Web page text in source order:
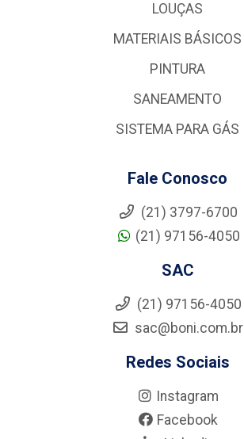
LOUÇAS
MATERIAIS BÁSICOS
PINTURA
SANEAMENTO
SISTEMA PARA GÁS
Fale Conosco
(21) 3797-6700
(21) 97156-4050
SAC
(21) 97156-4050
sac@boni.com.br
Redes Sociais
Instagram
Facebook